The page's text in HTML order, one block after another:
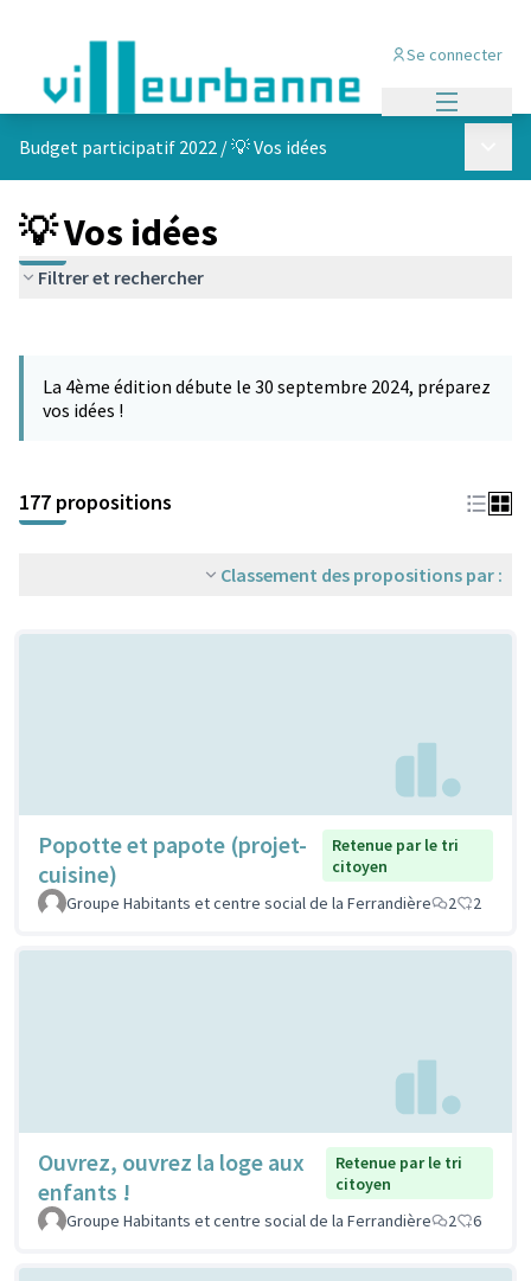
Se connecter
Budget participatif 2022 /💡 Vos idées
💡 Vos idées
Filtrer et rechercher
−
La 4ème édition débute le 30 septembre 2024, préparez
vos idées !
177 propositions
Classement des propositions par :
Popotte et papote (projet-
cuisine)
Retenue par le tri
citoyen
Groupe Habitants et centre social de la Ferrandière
2 2
Ouvrez, ouvrez la loge aux
enfants !
Retenue par le tri
citoyen
Groupe Habitants et centre social de la Ferrandière
2 6